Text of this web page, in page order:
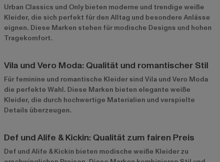
Urban Classics und Only bieten moderne und trendige weiße
Kleider, die sich perfekt für den Alltag und besondere Anlässe
eignen. Diese Marken stehen für modische Designs und hohen
Tragekomfort.
Vila und Vero Moda: Qualität und romantischer Stil
Für feminine und romantische Kleider sind Vila und Vero Moda
die perfekte Wahl. Diese Marken bieten elegante weiße
Kleider, die durch hochwertige Materialien und verspielte
Details überzeugen.
Def und Alife & Kickin: Qualität zum fairen Preis
Def und Alife & Kickin bieten modische weiße Kleider zu